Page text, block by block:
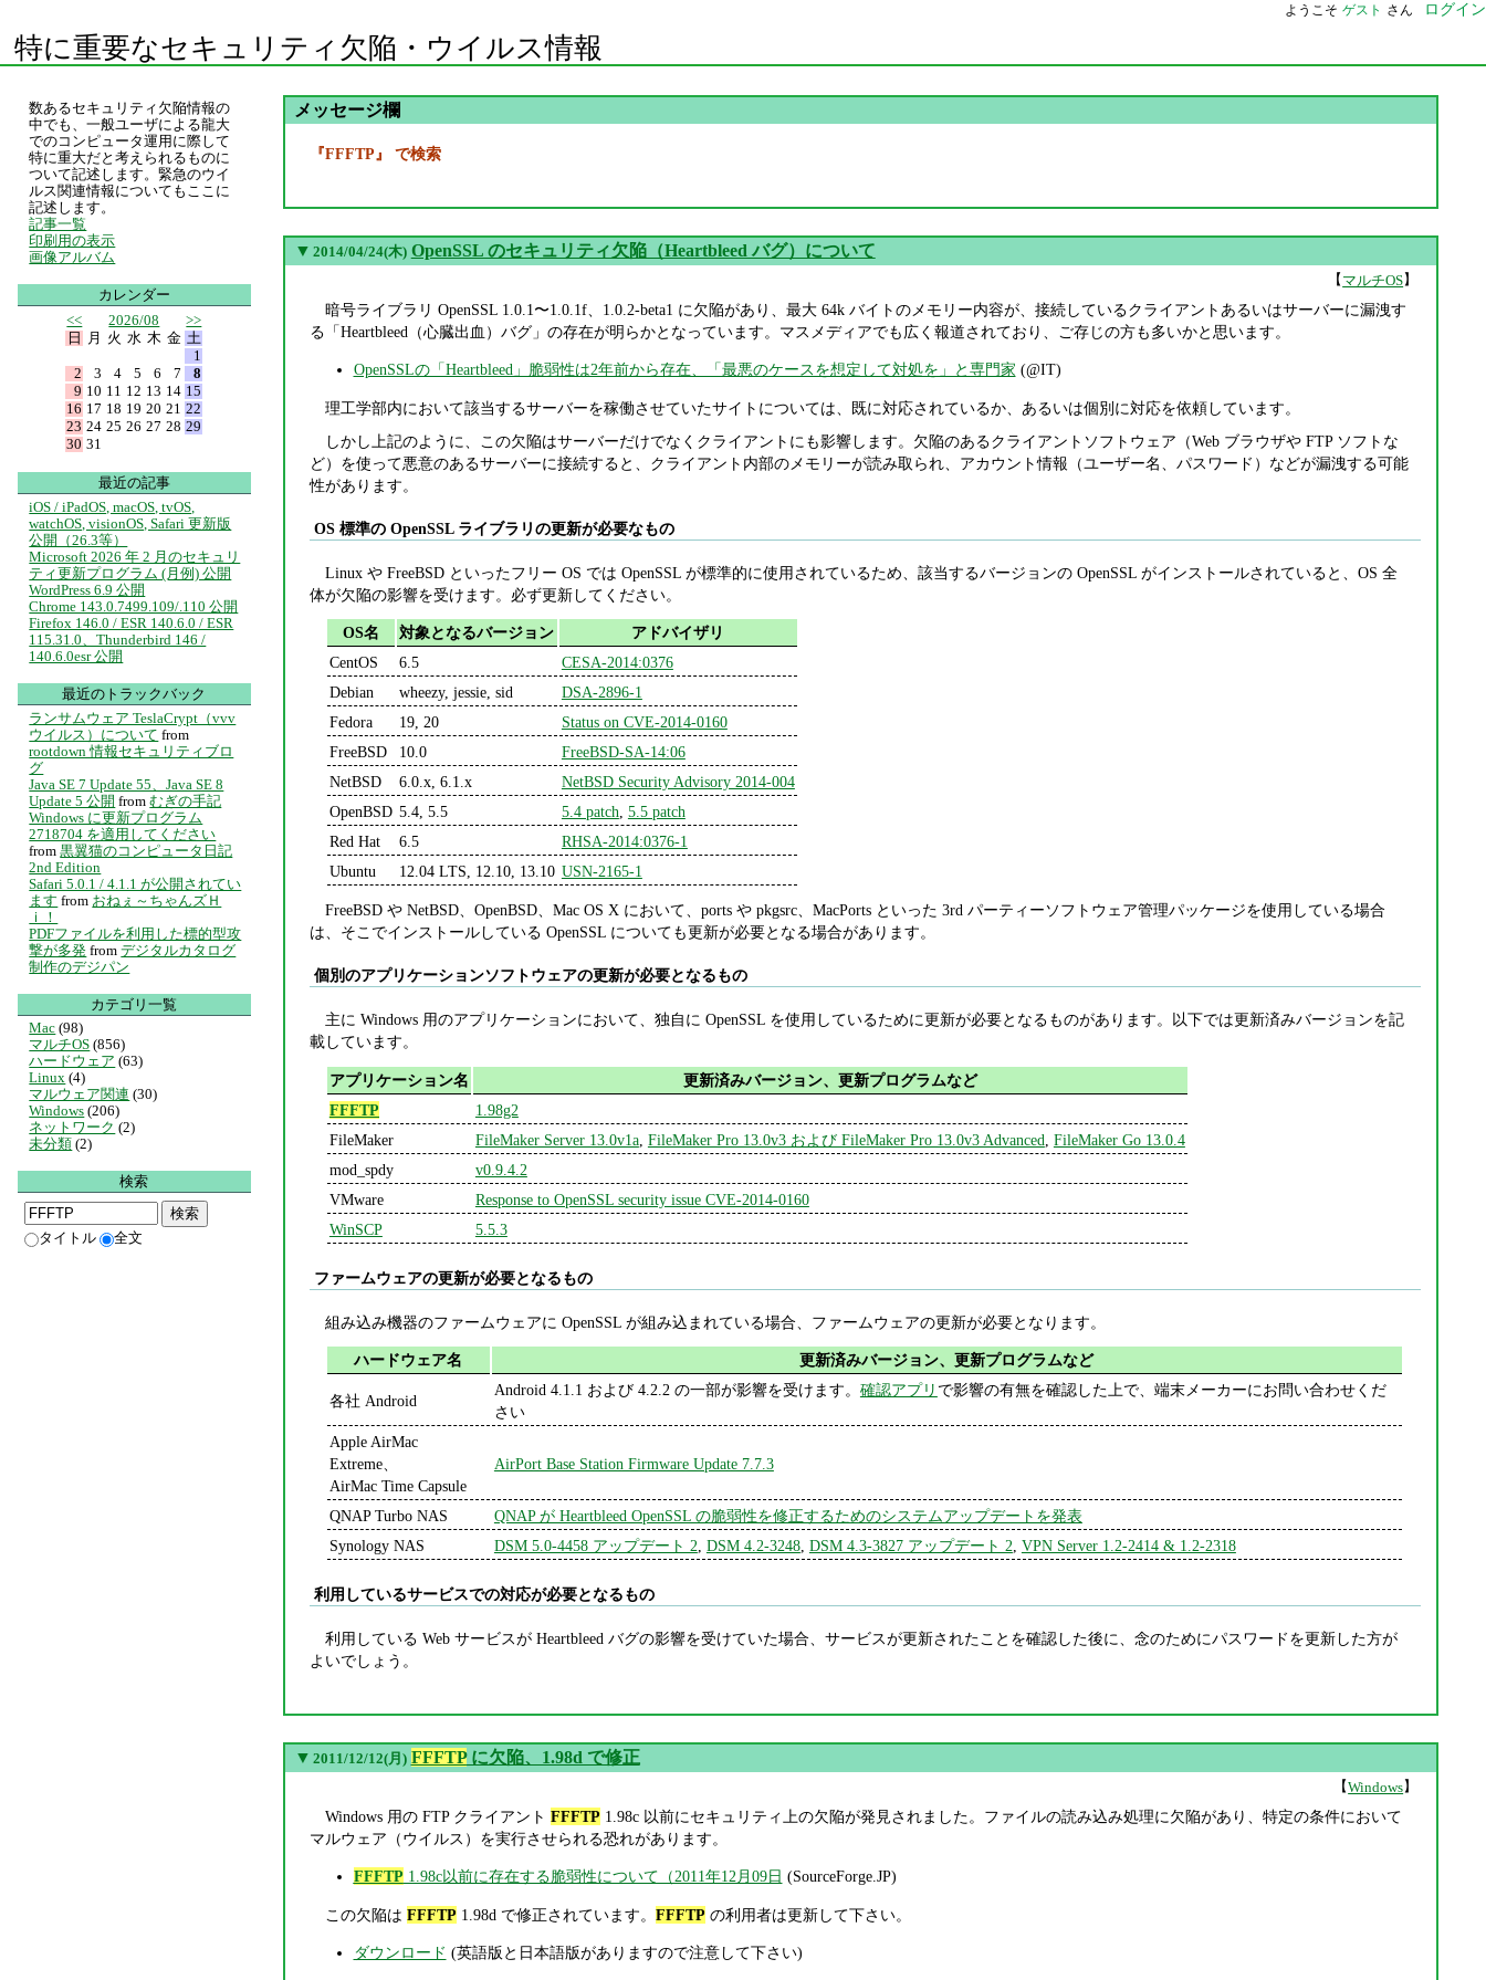
ようこそ ゲスト さん ログイン
特に重要なセキュリティ欠陥・ウイルス情報
メッセージ欄
『FFFTP』 で検索
▼ 2014/04/24(木) OpenSSL のセキュリティ欠陥（Heartbleed バグ）について
【 マルチOS】
暗号ライブラリ OpenSSL 1.0.1〜1.0.1f、1.0.2-beta1 に欠陥があり、最大 64k バイトのメモリー内容が、接続しているクライアントあるいはサーバーに漏洩す
る「Heartbleed（心臓出血）バグ」の存在が明らかとなっています。マスメディアでも広く報道されており、ご存じの方も多いかと思います。
OpenSSLの「Heartbleed」脆弱性は2年前から存在、「最悪のケースを想定して対処を」と専門家 (@IT)
理工学部内において該当するサーバーを稼働させていたサイトについては、既に対応されているか、あるいは個別に対応を依頼しています。
しかし上記のように、この欠陥はサーバーだけでなくクライアントにも影響します。欠陥のあるクライアントソフトウェア（Web ブラウザや FTP ソフトな
ど）を使って悪意のあるサーバーに接続すると、クライアント内部のメモリーが読み取られ、アカウント情報（ユーザー名、パスワード）などが漏洩する可能
性があります。
OS 標準の OpenSSL ライブラリの更新が必要なもの
Linux や FreeBSD といったフリー OS では OpenSSL が標準的に使用されているため、該当するバージョンの OpenSSL がインストールされていると、OS 全
体が欠陥の影響を受けます。必ず更新してください。
OS名 対象となるバージョン
アドバイザリ
CentOS
6.5
CESA-2014:0376
Debian
wheezy, jessie, sid
DSA-2896-1
Fedora
19, 20
Status on CVE-2014-0160
FreeBSD
10.0
FreeBSD-SA-14:06
NetBSD
6.0.x, 6.1.x
NetBSD Security Advisory 2014-004
OpenBSD 5.4, 5.5 5.4 patch 5.5 patch
Red Hat
6.5
RHSA-2014:0376-1
Ubuntu
12.04 LTS, 12.10, 13.10 USN-2165-1
FreeBSD や NetBSD、OpenBSD、Mac OS X において、ports や pkgsrc、MacPorts といった 3rd パーティーソフトウェア管理パッケージを使用している場合
は、そこでインストールしている OpenSSL についても更新が必要となる場合があります。
個別のアプリケーションソフトウェアの更新が必要となるもの
主に Windows 用のアプリケーションにおいて、独自に OpenSSL を使用しているために更新が必要となるものがあります。以下では更新済みバージョンを記
載しています。
アプリケーション名
更新済みバージョン、更新プログラムなど
FFFTP
1.98g2
FileMaker
FileMaker Server 13.0v1a, FileMaker Pro 13.0v3 および FileMaker Pro 13.0v3 Advanced FileMaker Go 13.0.4
mod_spdy
v0.9.4.2
VMware
Response to OpenSSL security issue CVE-2014-0160
WinSCP
5.5.3
ファームウェアの更新が必要となるもの
組み込み機器のファームウェアに OpenSSL が組み込まれている場合、ファームウェアの更新が必要となります。
ハードウェア名 更新済みバージョン、更新プログラムなど
各社 Android
Android 4.1.1 および 4.2.2 の一部が影響を受けます。 確認アプリ で影響の有無を確認した上で、端末メーカーにお問い合わせくだ
さい
Apple AirMac
Extreme、
AirMac Time Capsule
AirPort Base Station Firmware Update 7.7.3
QNAP Turbo NAS
QNAP が Heartbleed OpenSSL の脆弱性を修正するためのシステムアップデートを発表
Synology NAS
DSM 5.0-4458 アップデート 2 DSM 4.2-3248, DSM 4.3-3827 アップデート 2 VPN Server 1.2-2414 & 1.2-2318
利用しているサービスでの対応が必要となるもの
利用している Web サービスが Heartbleed バグの影響を受けていた場合、サービスが更新されたことを確認した後に、念のためにパスワードを更新した方が
よいでしょう。
▼ 2011/12/12(月) FFFTPに欠陥、1.98d で修正
【Windows】
Windows 用の FTP クライアント FFFTP 1.98c 以前にセキュリティ上の欠陥が発見されました。ファイルの読み込み処理に欠陥があり、特定の条件において
マルウェア（ウイルス）を実行させられる恐れがあります。
FFFTP 1.98c以前に存在する脆弱性について（2011年12月09日 (SourceForge.JP)
この欠陥は FFFTP 1.98d で修正されています。 FFFTP の利用者は更新して下さい。
ダウンロード (英語版と日本語版がありますので注意して下さい)
数あるセキュリティ欠陥情報の
中でも、一般ユーザによる龍大
でのコンピュータ運用に際して
特に重大だと考えられるものに
ついて記述します。緊急のウイ
ルス関連情報についてもここに
記述します。
記事一覧
印刷用の表示
画像アルバム
カレンダー
<<
2026/08
>>
日
月 火 水 木 金 土
1
2
3 4 5 6 7
8
9 10 11 12 13 14 15
16 17 18 19 20 21 22
23 24 25 26 27 28 29
30 31
最近の記事
iOS / iPadOS, macOS, tvOS,
watchOS, visionOS, Safari 更新版
公開（26.3等）
Microsoft 2026 年 2 月のセキュリ
ティ更新プログラム (月例) 公開
WordPress 6.9 公開
Chrome 143.0.7499.109/.110 公開
Firefox 146.0 / ESR 140.6.0 / ESR
115.31.0、Thunderbird 146 /
140.6.0esr 公開
最近のトラックバック
ランサムウェア TeslaCrypt（vvv
ウイルス）について from
rootdown 情報セキュリティブロ
グ
Java SE 7 Update 55、Java SE 8
Update 5 公開 from むぎの手記
Windows に更新プログラム
2718704 を適用してください
from 黒翼猫のコンピュータ日記
2nd Edition
Safari 5.0.1 / 4.1.1 が公開されてい
ます from おねぇ～ちゃんズＨ
ｉ！
PDFファイルを利用した標的型攻
撃が多発 from デジタルカタログ
制作のデジパン
カテゴリ一覧
Mac (98)
マルチOS (856)
ハードウェア (63)
Linux (4)
マルウェア関連 (30)
Windows (206)
ネットワーク (2)
未分類 (2)
検索
タイトル 全文